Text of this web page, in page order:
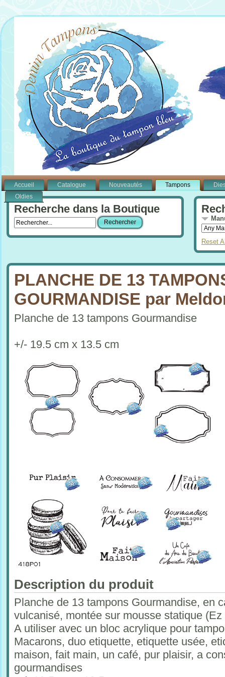
Accueil Catalogue Nouveautés Tampons
Oldies
Recherche dans la Boutique
Reset
PLANCHE DE 13
GOURMANDISE par
Planche de 13 tampons Gourmandise
+/- 19.5 cm x 13.5 cm
Description du produit
Planche de 13 tampons Gourmandise, en
vulcanisé, montée sur mousse statique (Ez
A utiliser avec un bloc acrylique pour
Macarons, duo etiquette, etiquette usée,
maison, fait main, un café, pur plaisir, a
gourmandises